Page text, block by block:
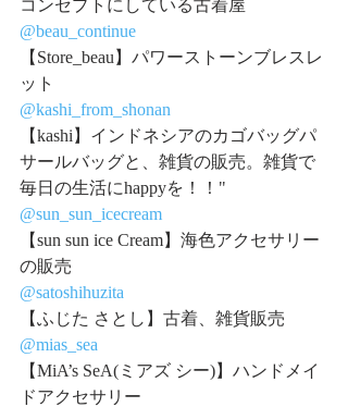
コンセプトにしている古着屋
@beau_continue
【Store_beau】パワーストーンブレスレ
ット
@kashi_from_shonan
【kashi】インドネシアのカゴバッグパ
サールバッグと、雑貨の販売。雑貨で
毎日の生活にhappyを！！"
@sun_sun_icecream
【sun sun ice Cream】海色アクセサリー
の販売
@satoshihuzita
【ふじた さとし】古着、雑貨販売
@mias_sea
【MiA’s SeA(ミアズ シー)】ハンドメイ
ドアクセサリー